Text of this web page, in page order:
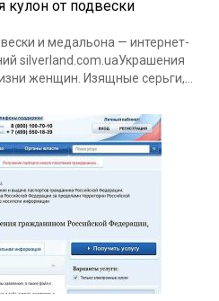
кулон от подвески
и медальона — интернет-
silverland.com.uaУкрашения
женщин. Изящные серьги,…